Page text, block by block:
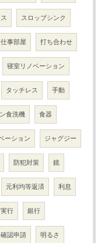
スロップシンク
仕事部屋 打ち合わせ
寝室リノベーション
タッチレス 手動
食洗機 食器
ーション ジャグジー
防犯対策 鏡
元利均等返済 利息
行 銀行
確認申請 明るさ